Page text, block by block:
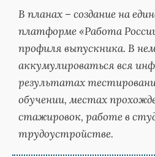
В планах – создание на
платформе «Работа
профиля выпускника. В
аккумулироваться вся
результатах
обучении, местах
стажировок, работе в
трудоустройстве.